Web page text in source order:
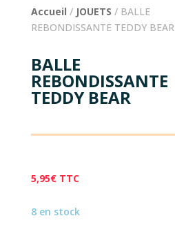
Accueil / JOUETS / BALLE
REBONDISSANTE TEDDY BEAR
BALLE
REBONDISSANTE
TEDDY BEAR
5,95€ TTC
8 en stock